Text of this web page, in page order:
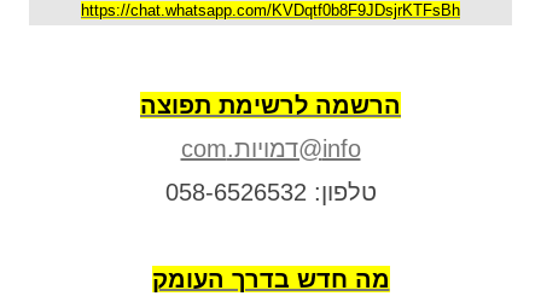
https://chat.whatsapp.com/KVDqtf0b8F9JDsjrKTFsBh
הרשמה לרשימת תפוצה
info@דמויות.com
טלפון: 058-6526532
מה חדש בדרך העומק